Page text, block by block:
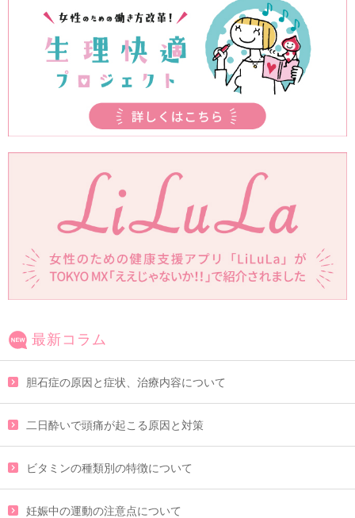
最新コラム
胆石症の原因と症状、治療内容について
二日酔いで頭痛が起こる原因と対策
ビタミンの種類別の特徴について
妊娠中の運動の注意点について